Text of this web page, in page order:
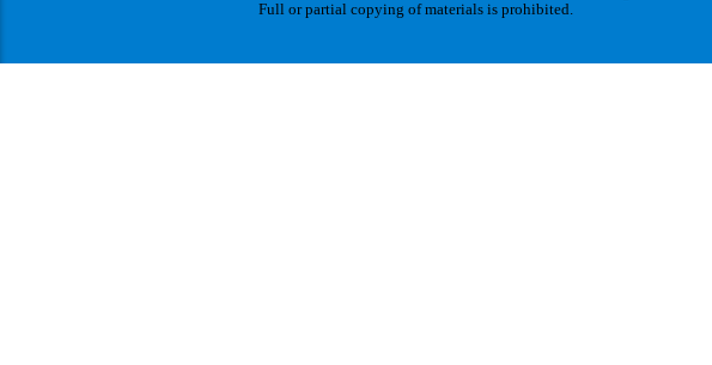
Full or partial copying of materials is prohibited.